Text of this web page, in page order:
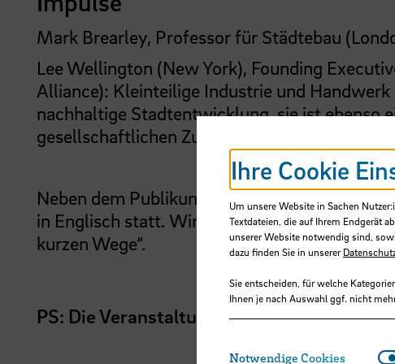
Mark Brearley, Professor für Städtebau
Lee Wellington (New York), Founding
Alliance): Kleinteilige Industrie und
nachhaltige Stadtentwicklung, sie ist
gesellschaftlichen Zusammenhalt (per Zoom).
Neben dem Publikum vor Ort wird es
in Englisch statt. Wir erhoffen uns einen
kurzen Wege“.
PS: Die Veranstaltung wird unter
Ihre Cookie
Um unsere Website in Sachen
Textdateien, die auf Ihrem Endgerät
unserer Website notwendig sind,
dazu finden Sie in unserer
Sie entscheiden, für welche
Ihnen je nach Auswahl ggf. nicht
Notwendige Cookies